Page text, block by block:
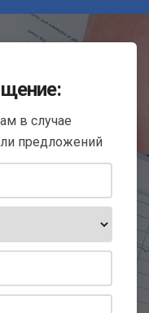
в случае
предложений